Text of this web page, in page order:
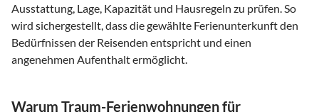
Ausstattung, Lage, Kapazität und Hausregeln zu prüfen. So
wird sichergestellt, dass die gewählte Ferienunterkunft den
Bedürfnissen der Reisenden entspricht und einen
angenehmen Aufenthalt ermöglicht.
Warum Traum-Ferienwohnungen für